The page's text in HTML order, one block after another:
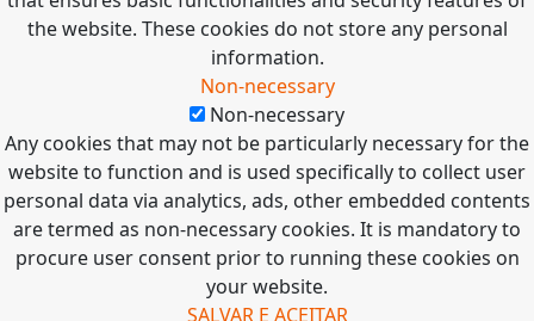
the website. These cookies do not store any personal
information.
Non-necessary
Non-necessary
Any cookies that may not be particularly necessary for the
website to function and is used specifically to collect user
personal data via analytics, ads, other embedded contents
are termed as non-necessary cookies. It is mandatory to
procure user consent prior to running these cookies on
your website.
SALVAR E ACEITAR